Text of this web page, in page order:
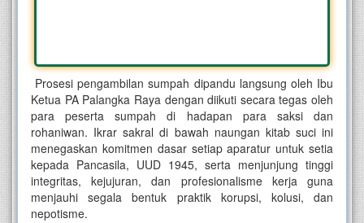
Prosesi pengambilan sumpah dipandu langsung oleh Ibu
Ketua PA Palangka Raya dengan diikuti secara tegas oleh
para peserta sumpah di hadapan para saksi dan
rohaniwan. Ikrar sakral di bawah naungan kitab suci ini
menegaskan komitmen dasar setiap aparatur untuk setia
kepada Pancasila, UUD 1945, serta menjunjung tinggi
integritas, kejujuran, dan profesionalisme kerja guna
menjauhi segala bentuk praktik korupsi, kolusi, dan
nepotisme.